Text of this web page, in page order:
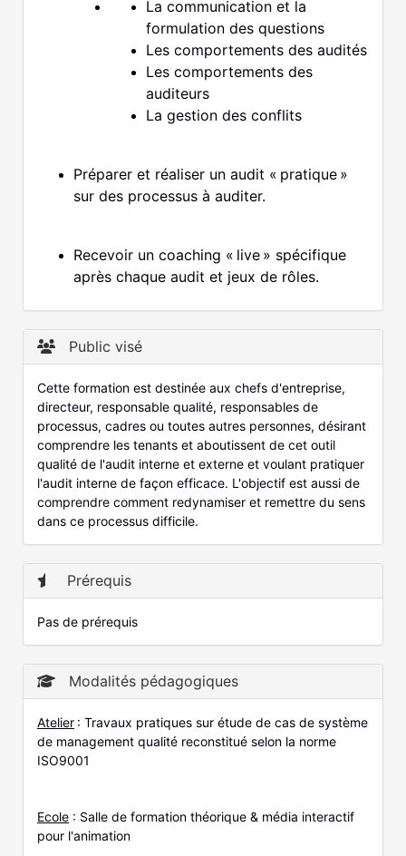
La communication et la
formulation des questions
Les comportements des audités
Les comportements des
auditeurs
La gestion des conflits
Préparer et réaliser un audit « pratique »
sur des processus à auditer.
Recevoir un coaching « live » spécifique
après chaque audit et jeux de rôles.
Public visé
Cette formation est destinée aux chefs d'entreprise,
directeur, responsable qualité, responsables de
processus, cadres ou toutes autres personnes, désirant
comprendre les tenants et aboutissent de cet outil
qualité de l'audit interne et externe et voulant pratiquer
l'audit interne de façon efficace. L'objectif est aussi de
comprendre comment redynamiser et remettre du sens
dans ce processus difficile.
Prérequis
Pas de prérequis
Modalités pédagogiques
Atelier : Travaux pratiques sur étude de cas de système
de management qualité reconstitué selon la norme
ISO9001
Ecole : Salle de formation théorique & média interactif
pour l'animation